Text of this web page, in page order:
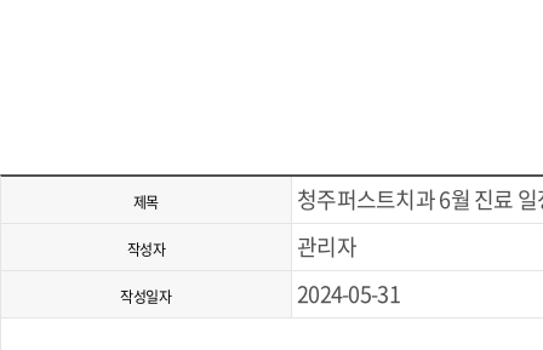
제목 청주퍼스트치과 6월 진료
작성자 관리자
작성일자 2024-05-31